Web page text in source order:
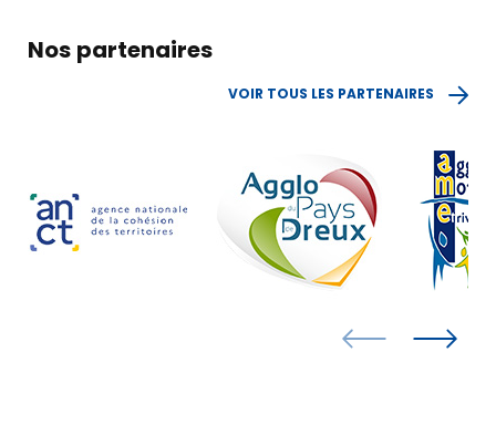
Nos partenaires
VOIR TOUS LES PARTENAIRES